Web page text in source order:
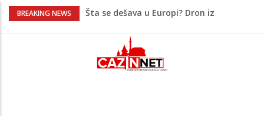
BREAKING NEWS
Šta se dešava u Europi? Dron iz
kod gasovoda
Ribari pronašli kosti na isušenom dnu
Save, podsjećaju na ljudske